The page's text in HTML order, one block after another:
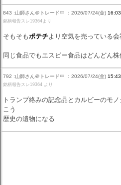
843 :山師さん＠トレード中 ：2026/07/24(金)
銘柄報告スレ19364より
そもそもポテチより空気を売っている
同じ食品でもエスビー食品はどんどん株
792 :山師さん＠トレード中 ：2026/07/24(金)
銘柄報告スレ19364 より
トランプ絡みの記念品とカルビーのモノ
こう
歴史の遺物になる